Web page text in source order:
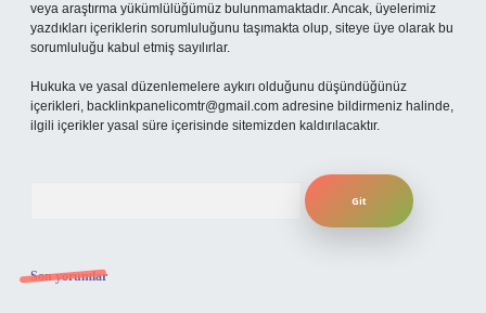
veya araştırma yükümlülüğümüz bulunmamaktadır. Ancak, üyelerimiz
yazdıkları içeriklerin sorumluluğunu taşımakta olup, siteye üye olarak bu
sorumluluğu kabul etmiş sayılırlar.
Hukuka ve yasal düzenlemelere aykırı olduğunu düşündüğünüz
içerikleri, backlinkpanelicomtr@gmail.com adresine bildirmeniz halinde,
ilgili içerikler yasal süre içerisinde sitemizden kaldırılacaktır.
Son yorumlar